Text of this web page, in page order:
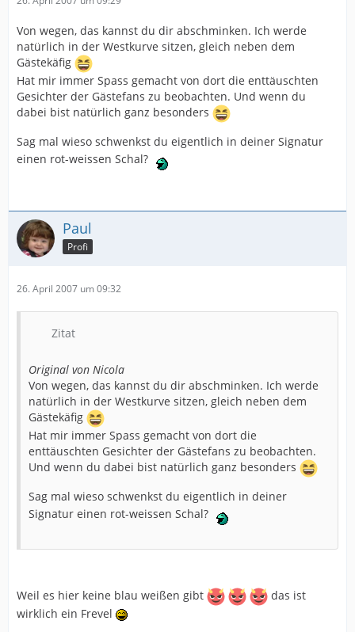
Von wegen, das kannst du dir abschminken. Ich werde
natürlich in der Westkurve sitzen, gleich neben dem
Gästekäfig
Hat mir immer Spass gemacht von dort die enttäuschten
Gesichter der Gästefans zu beobachten. Und wenn du
dabei bist natürlich ganz besonders
Sag mal wieso schwenkst du eigentlich in deiner Signatur
einen rot-weissen Schal?
Paul
Profi
26. April 2007 um 09:32
Zitat
Original von Nicola
Von wegen, das kannst du dir abschminken. Ich werde
natürlich in der Westkurve sitzen, gleich neben dem
Gästekäfig
Hat mir immer Spass gemacht von dort die
enttäuschten Gesichter der Gästefans zu beobachten.
Und wenn du dabei bist natürlich ganz besonders
Sag mal wieso schwenkst du eigentlich in deiner
Signatur einen rot-weissen Schal?
Weil es hier keine blau weißen gibt
das ist
wirklich ein Frevel